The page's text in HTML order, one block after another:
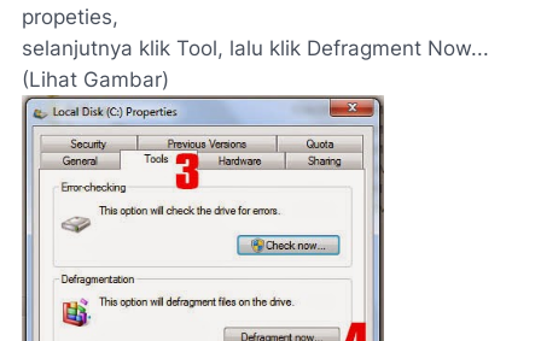
propeties,
selanjutnya klik Tool, lalu klik Defragment Now...
(Lihat Gambar)